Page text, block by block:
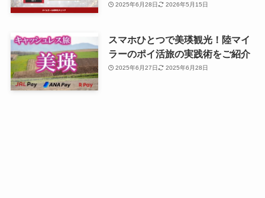
2025年6月28日 2026年5月15日
スマホひとつで美瑛観光！陸マイ
ラーのポイ活旅の実践術をご紹介
2025年6月27日 2025年6月28日